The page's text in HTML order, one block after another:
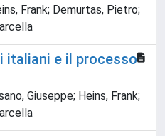
Frank; Demurtas, Pietro;
italiani e il processo
Giuseppe; Heins, Frank;